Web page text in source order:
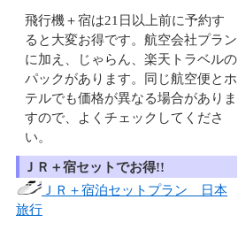
飛行機＋宿は21日以上前に予約す
ると大変お得です。航空会社プラン
に加え、じゃらん、楽天トラベルの
パックがあります。同じ航空便とホ
テルでも価格が異なる場合がありま
すので、よくチェックしてくださ
い。
ＪＲ＋宿セットでお得!!
ＪＲ＋宿泊セットプラン 日本
旅行